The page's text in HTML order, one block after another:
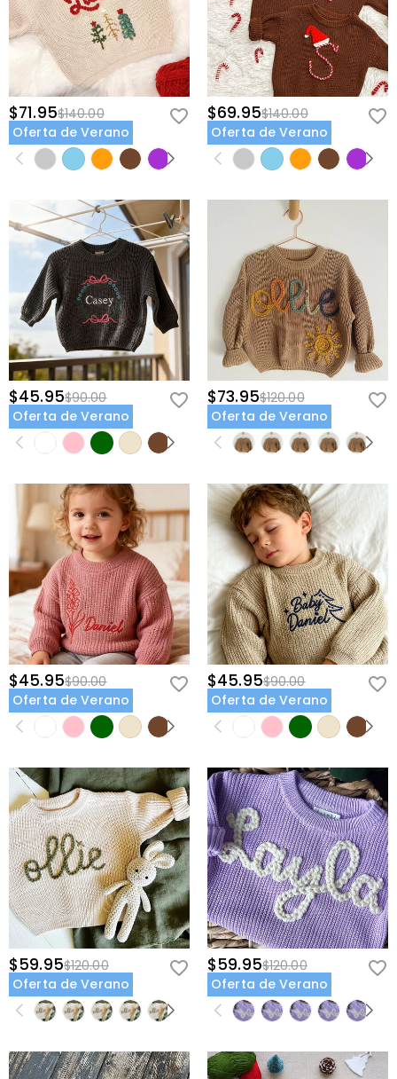
$71.95$140.00
Oferta de Verano
$69.95$140.00
Oferta de Verano
$45.95$90.00
Oferta de Verano
$73.95$120.00
Oferta de Verano
$45.95$90.00
Oferta de Verano
$45.95$90.00
Oferta de Verano
$59.95$120.00
Oferta de Verano
$59.95$120.00
Oferta de Verano